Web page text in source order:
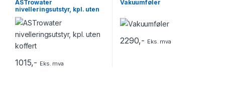
ASTrowater
nivelleringsutstyr, kpl. uten
koffert
1015,- Eks. mva
Vakuumføler
2290,- Eks. mva